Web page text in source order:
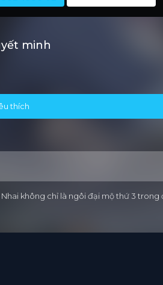
minh
thích
không chỉ là ngôi đại mộ thứ 3 trong